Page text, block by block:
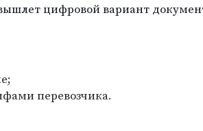
цифровой вариант
перевозчика.